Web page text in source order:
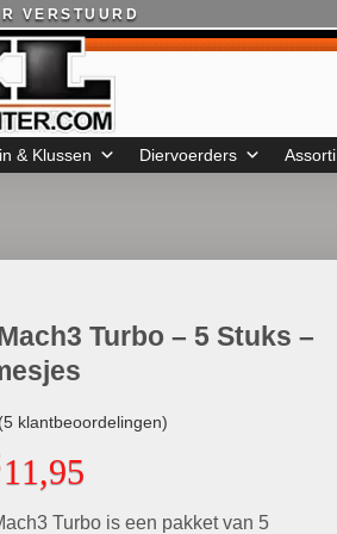
VERSTUURD
& Klussen Diervoerders Assorti
Turbo – 5 Stuks –
(5klantbeoordelingen)
11,95Huidige
is:
Turbo is een pakket van 5